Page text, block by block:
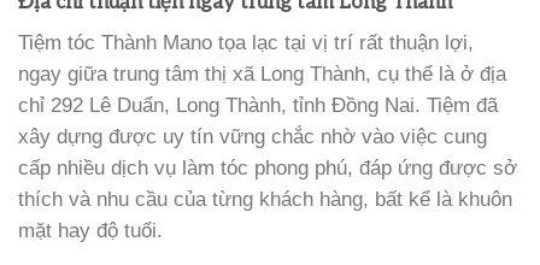
Tiệm tóc Thành Mano tọa lạc tại vị trí rất thuận lợi,
ngay giữa trung tâm thị xã Long Thành, cụ thể là ở địa
chỉ 292 Lê Duẩn, Long Thành, tỉnh Đồng Nai. Tiệm đã
xây dựng được uy tín vững chắc nhờ vào việc cung
cấp nhiều dịch vụ làm tóc phong phú, đáp ứng được sở
thích và nhu cầu của từng khách hàng, bất kể là khuôn
mặt hay độ tuổi.